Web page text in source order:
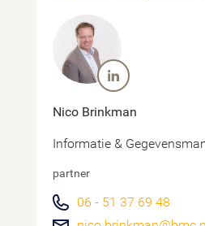
Nico Brinkman
Informatie &
partner
06 - 51 37 69 48